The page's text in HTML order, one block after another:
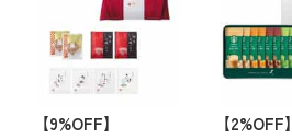
【9%OFF】
【2%OFF】